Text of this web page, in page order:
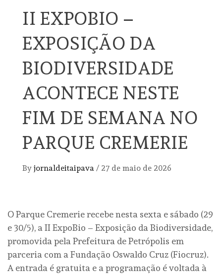
II EXPOBIO –
EXPOSIÇÃO DA
BIODIVERSIDADE
ACONTECE NESTE
FIM DE SEMANA NO
PARQUE CREMERIE
By jornaldeitaipava / 27 de maio de 2026
O Parque Cremerie recebe nesta sexta e sábado (29
e 30/5), a II ExpoBio – Exposição da Biodiversidade,
promovida pela Prefeitura de Petrópolis em
parceria com a Fundação Oswaldo Cruz (Fiocruz).
A entrada é gratuita e a programação é voltada à